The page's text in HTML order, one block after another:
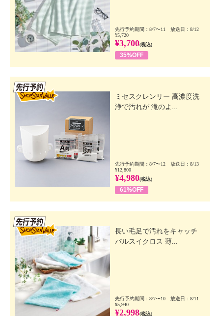
先行予約期間：8/7〜11 放送日：8/12
¥5,720
¥3,700(税込)
35%OFF
ミセスクレンリー 高濃度洗
浄で汚れが 滝のよ...
先行予約期間：8/7〜12 放送日：8/13
¥12,800
¥4,980(税込)
61%OFF
長い毛足で汚れをキャッチ
パルスイクロス 薄...
先行予約期間：8/7〜10 放送日：8/11
¥5,940
¥2,998(税込)